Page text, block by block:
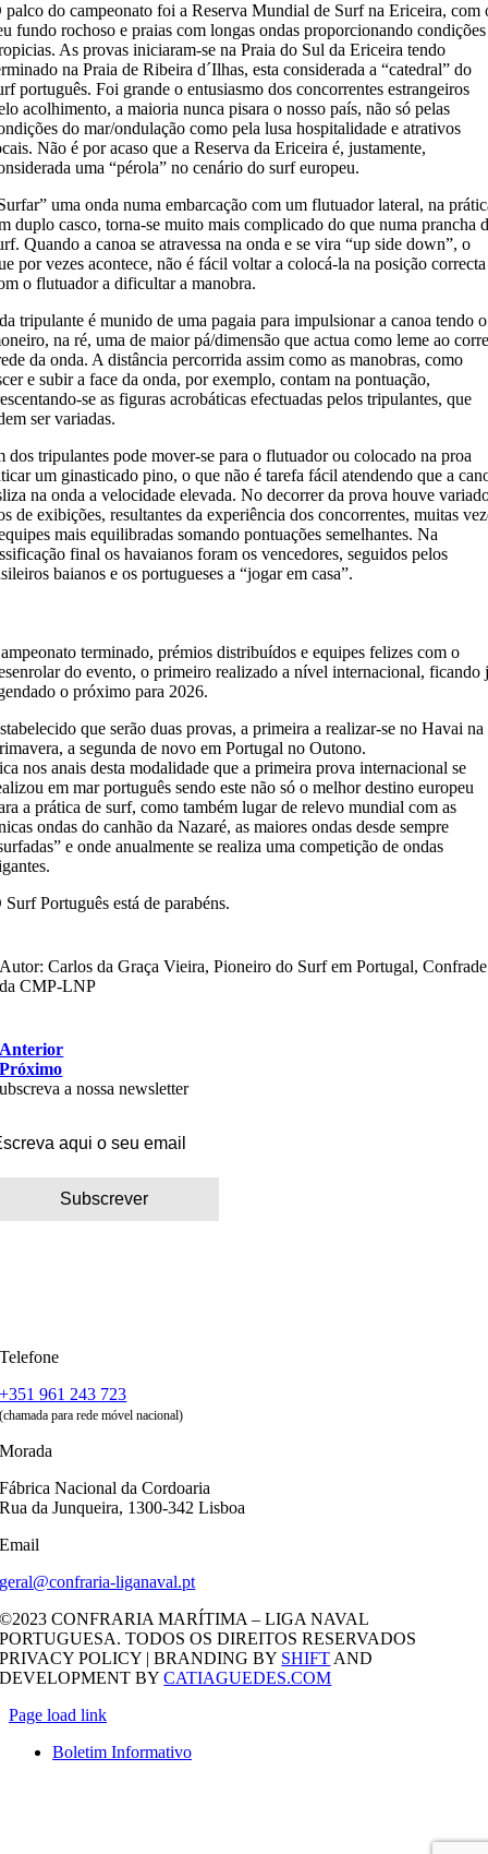
palco do campeonato foi a Reserva Mundial de Surf na Ericeira, com
fundo rochoso e praias com longas ondas proporcionando condições
As provas iniciaram-se na Praia do Sul da Ericeira tendo
na Praia de Ribeira d´Ilhas, esta considerada a “catedral” do
português. Foi grande o entusiasmo dos concorrentes estrangeiros
acolhimento, a maioria nunca pisara o nosso país, não só pelas
do mar/ondulação como pela lusa hospitalidade e atrativos
Não é por acaso que a Reserva da Ericeira é, justamente,
uma “pérola” no cenário do surf europeu.
uma onda numa embarcação com um flutuador lateral, na
duplo casco, torna-se muito mais complicado do que numa prancha
Quando a canoa se atravessa na onda e se vira “up side down”, o
por vezes acontece, não é fácil voltar a colocá-la na posição correcta
o flutuador a dificultar a manobra.
tripulante é munido de uma pagaia para impulsionar a canoa tendo o
na ré, uma de maior pá/dimensão que actua como leme ao
da onda. A distância percorrida assim como as manobras, como
e subir a face da onda, por exemplo, contam na pontuação,
se as figuras acrobáticas efectuadas pelos tripulantes, que
ser variadas.
dos tripulantes pode mover-se para o flutuador ou colocado na proa
um ginasticado pino, o que não é tarefa fácil atendendo que a
na onda a velocidade elevada. No decorrer da prova houve
de exibições, resultantes da experiência dos concorrentes, muitas
mais equilibradas somando pontuações semelhantes. Na
final os havaianos foram os vencedores, seguidos pelos
baianos e os portugueses a “jogar em casa”.
terminado, prémios distribuídos e equipes felizes com o
do evento, o primeiro realizado a nível internacional, ficando
o próximo para 2026.
que serão duas provas, a primeira a realizar-se no Havai na
a segunda de novo em Portugal no Outono.
nos anais desta modalidade que a primeira prova internacional se
em mar português sendo este não só o melhor destino europeu
a prática de surf, como também lugar de relevo mundial com as
ondas do canhão da Nazaré, as maiores ondas desde sempre
e onde anualmente se realiza uma competição de ondas
Surf Português está de parabéns.
Autor: Carlos da Graça Vieira, Pioneiro do Surf em Portugal, Confrade
da CMP-LNP
Anterior
Próximo
a nossa newsletter
Telefone
+351 961 243 723
(chamada para rede móvel nacional)
Morada
Fábrica Nacional da Cordoaria
Rua da Junqueira, 1300-342 Lisboa
Email
geral@confraria-liganaval.pt
©2023 CONFRARIA MARÍTIMA – LIGA NAVAL
PORTUGUESA. TODOS OS DIREITOS RESERVADOS
PRIVACY POLICY | BRANDING BY SHIFT AND
DEVELOPMENT BYCATIAGUEDES.COM
Page load link
Boletim Informativo